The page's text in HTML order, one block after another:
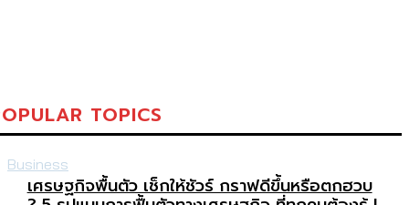
TOPICS
Business
เศรษฐกิจพื้นตัว เช็กให้ชัวร์ กราฟดีขึ้นหรือตกฮวบ